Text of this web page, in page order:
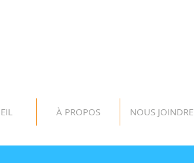
À PROPOS NOUS JOINDRE